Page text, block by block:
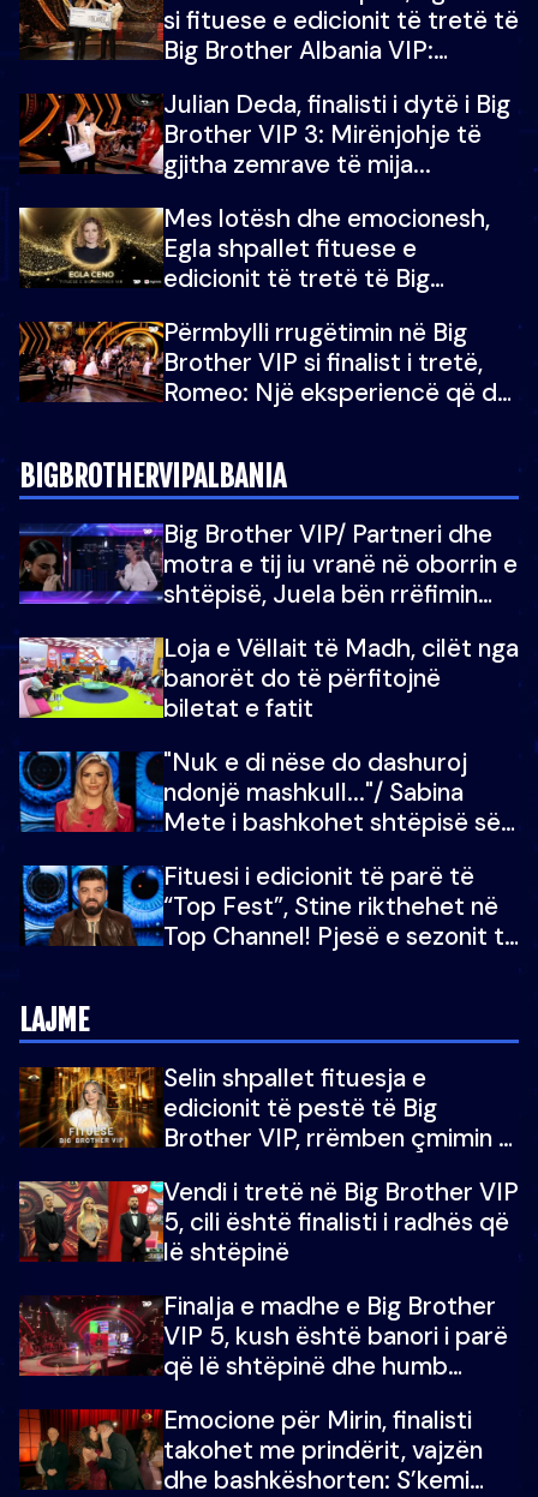
si fituese e edicionit të tretë të
Big Brother Albania VIP:
Julian Deda, finalisti i dytë i Big
Brother VIP 3: Mirënjohje të
gjitha zemrave të mija...
Mes lotësh dhe emocionesh,
Egla shpallet fituese e
edicionit të tretë të Big
Përmbylli rrugëtimin në Big
Brother VIP si finalist i tretë,
Romeo: Një eksperiencë që do
BIGBROTHERVIPALBANIA
Big Brother VIP/ Partneri dhe
motra e tij iu vranë në oborrin e
shtëpisë, Juela bën rrëfimin
do të martoheshim, por zemra
mu copëtua
Loja e Vëllait të Madh, cilët nga
banorët do të përfitojnë
biletat e fatit
"Nuk e di nëse do dashuroj
ndonjë mashkull..."/ Sabina
Mete i bashkohet shtëpisë së
për në fund!
Fituesi i edicionit të parë të
“Top Fest”, Stine rikthehet në
Top Channel! Pjesë e sezonit të
LAJME
Selin shpallet fituesja e
edicionit të pestë të Big
Brother VIP, rrëmben çmimin e
Vendi i tretë në Big Brother VIP
5, cili është finalisti i radhës që
lë shtëpinë
Finalja e madhe e Big Brother
VIP 5, kush është banori i parë
që lë shtëpinë dhe humb
çmimin e madh
Emocione për Mirin, finalisti
takohet me prindërit, vajzën
dhe bashkëshorten: S’kemi